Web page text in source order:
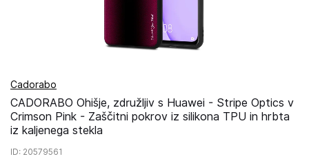
Cadorabo
CADORABO Ohišje, združljiv s Huawei - Stripe Optics v
Crimson Pink - Zaščitni pokrov iz silikona TPU in hrbta
iz kaljenega stekla
ID: 20579561